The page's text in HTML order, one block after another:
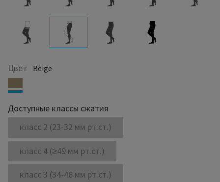
Цвет Beige
Доступные классы сжатия
класс 2 (23-32 мм рт.ст.)
класс 4 (≥49 мм рт.ст.)
класс 3 (34-46 мм рт.ст.)